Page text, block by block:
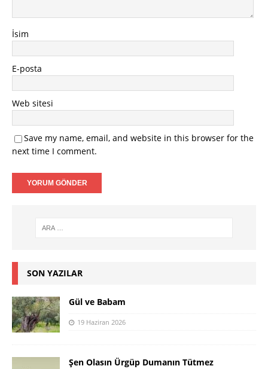
İsim
E-posta
Web sitesi
Save my name, email, and website in this browser for the
next time I comment.
SON YAZILAR
Gül ve Babam
19 Haziran 2026
Şen Olasın Ürgüp Dumanın Tütmez